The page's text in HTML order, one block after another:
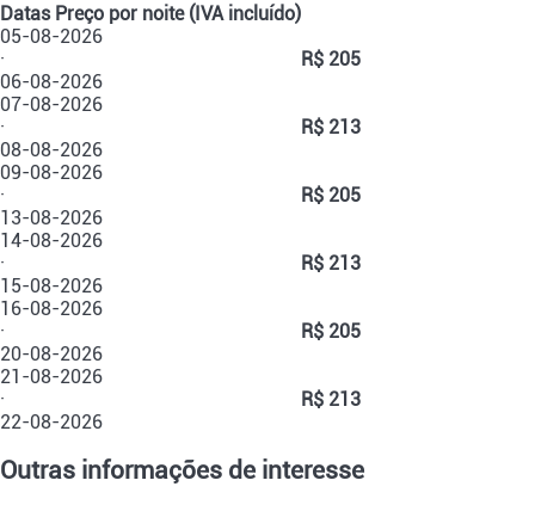
Datas Preço por noite (IVA incluído)
05-08-2026
·
06-08-2026
R$ 205
07-08-2026
·
08-08-2026
R$ 213
09-08-2026
·
13-08-2026
R$ 205
14-08-2026
·
15-08-2026
R$ 213
16-08-2026
·
20-08-2026
R$ 205
21-08-2026
·
22-08-2026
R$ 213
Outras informações de interesse